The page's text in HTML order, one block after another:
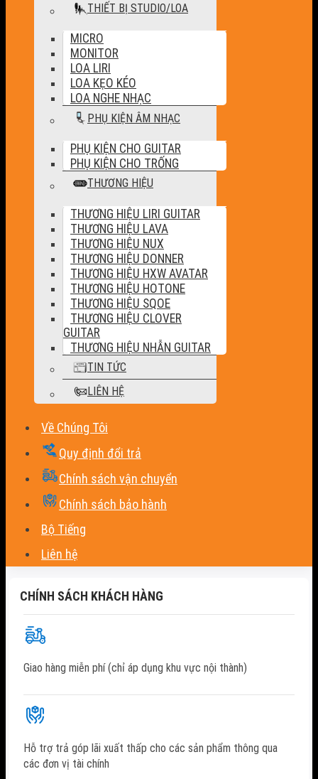
THIẾT BỊ STUDIO/LOA
MICRO
MONITOR
LOA LIRI
LOA KẸO KÉO
LOA NGHE NHẠC
PHỤ KIỆN ÂM NHẠC
PHỤ KIỆN CHO GUITAR
PHỤ KIỆN CHO TRỐNG
THƯƠNG HIỆU
THƯƠNG HIỆU LIRI GUITAR
THƯƠNG HIỆU LAVA
THƯƠNG HIỆU NUX
THƯƠNG HIỆU DONNER
THƯƠNG HIỆU HXW AVATAR
THƯƠNG HIỆU HOTONE
THƯƠNG HIỆU SQOE
THƯƠNG HIỆU CLOVER
GUITAR
THƯƠNG HIỆU NHẪN GUITAR
TIN TỨC
LIÊN HỆ
Về Chúng Tôi
Quy định đổi trả
Chính sách vận chuyển
Chính sách bảo hành
Bộ Tiếng
Liên hệ
CHÍNH SÁCH KHÁCH HÀNG
Giao hàng miễn phí (chỉ áp dụng khu vực nội thành)
Hỗ trợ trả góp lãi xuất thấp cho các sản phẩm thông qua
các đơn vị tài chính